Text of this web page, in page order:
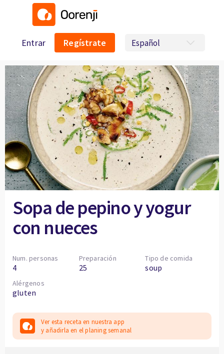
Entrar Regístrate
Sopa de pepino y yogur
con nueces
Num. personas
4
Preparación
25
Tipo de comida
soup
Alérgenos
gluten
Ver esta receta en nuestra app
y añadirla en el planing semanal